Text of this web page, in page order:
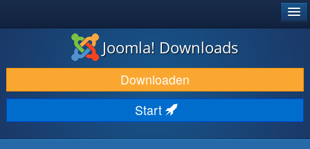
DOWNLOAD & BREID UIT
ONTDEK & LEER
COMMUNITY & ONDERSTEUNING
Joomla! Downloads
Downloaden
Start